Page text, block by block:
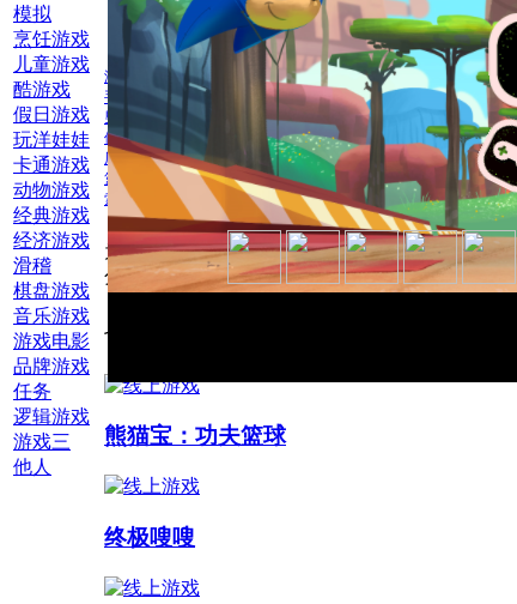
模拟
烹饪游戏
儿童游戏
酷游戏
假日游戏
玩洋娃娃
卡通游戏
动物游戏
经典游戏
经济游戏
滑稽
棋盘游戏
音乐游戏
游戏电影
品牌游戏
任务
逻辑游戏
游戏三
他人
游戏电影
手机游戏
男孩游戏
体育运动
历险记
篮球
索尼克
为此游戏评
分：
也玩网络游戏篮球
熊猫宝：功夫篮球
终极嗖嗖